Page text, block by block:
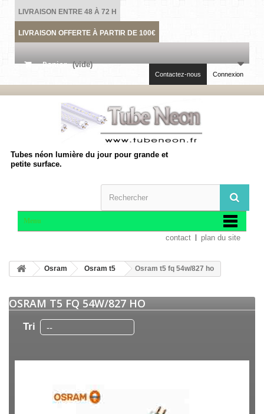
LIVRAISON ENTRE 48 À 72 H
LIVRAISON OFFERTE À PARTIR DE 100€
Panier (vide)
Connexion
Contactez-nous
Tubes néon lumière du jour pour grande et
petite surface.
Menu
contact plan du site
Osram Osram t5 Osram t5 fq 54w/827 ho
OSRAM T5 FQ 54W/827 HO
Tri --